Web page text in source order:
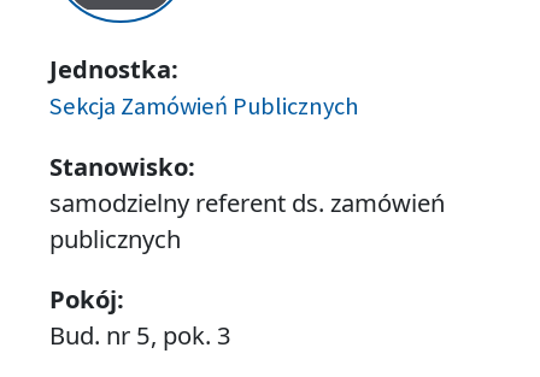
Jednostka:
Sekcja Zamówień Publicznych
Stanowisko:
samodzielny referent ds. zamówień
publicznych
Pokój:
Bud. nr 5, pok. 3